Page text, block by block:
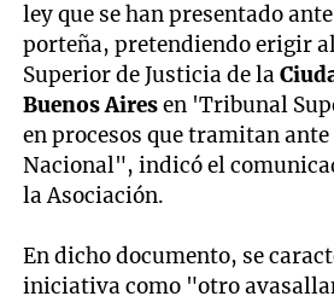
ley que se han presentado
porteña, pretendiendo erigir
Superior de Justicia de la
Buenos Airesen 'Tribunal
en procesos que tramitan
Nacional", indicó el
la Asociación.
En dicho documento, se
iniciativa como "otro